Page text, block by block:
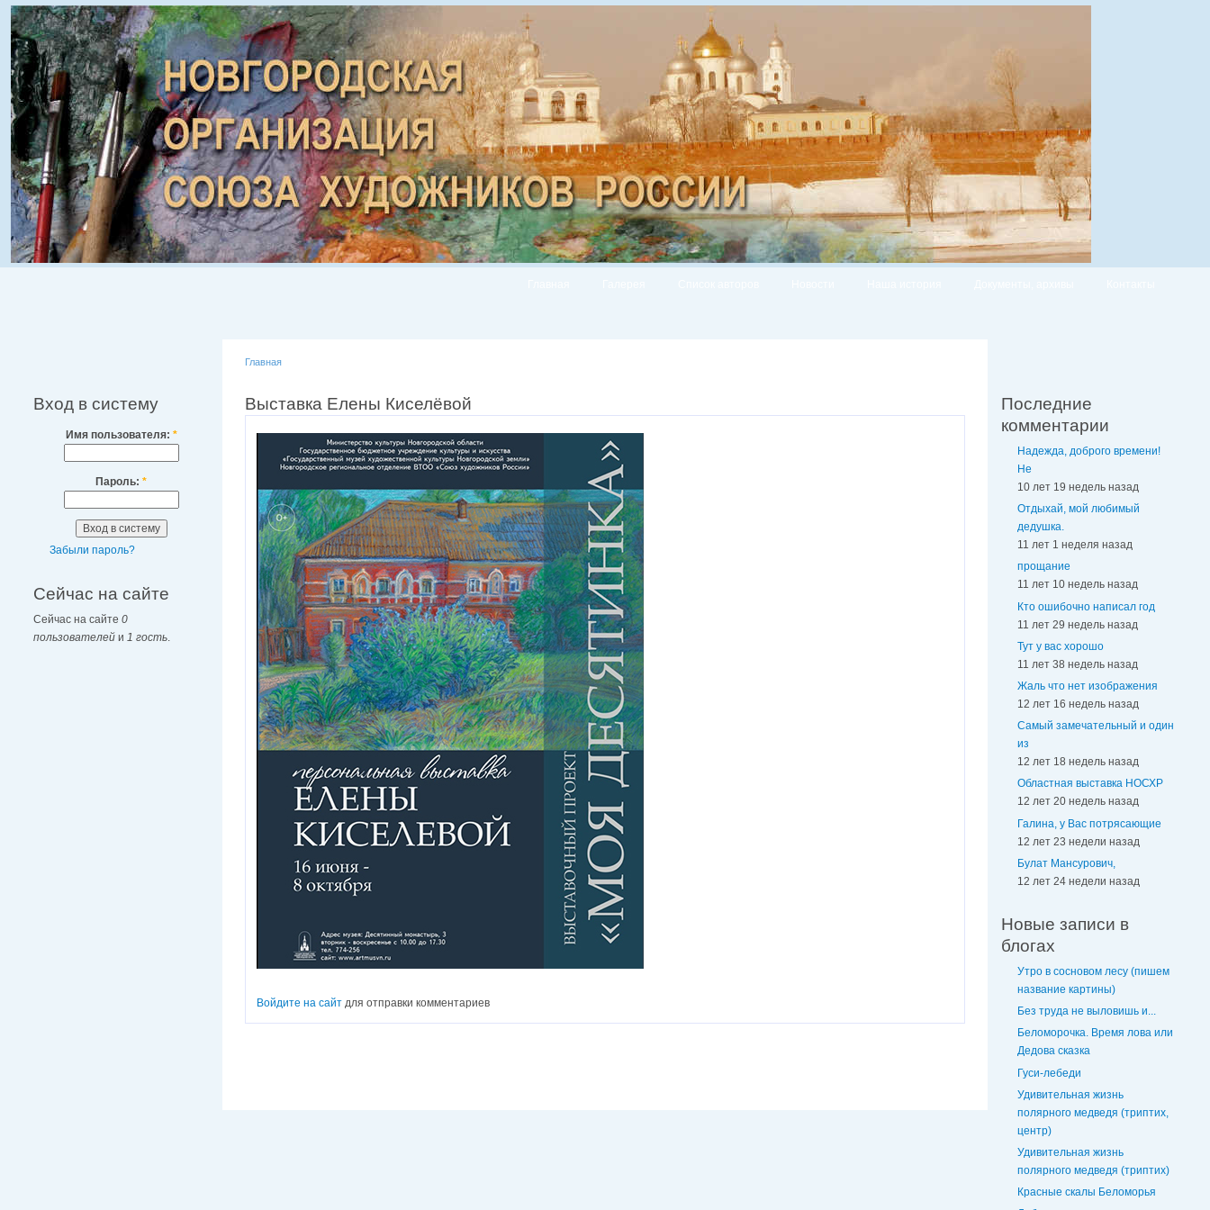
Вход в систему
Имя пользователя: *
Пароль: *
Забыли пароль?
Сейчас на сайте
Сейчас на сайте 0
пользователей и 1 гость
Главная
Выставка Елены Киселёвой
Войдите на сайт для отправки комментариев
Последние
комментарии
Надежда, доброго времени!
Не
10 лет 19 недель назад
Отдыхай, мой любимый
дедушка.
11 лет 1 неделя назад
прощание
11 лет 10 недель назад
Кто ошибочно написал год
11 лет 29 недель назад
Тут у вас хорошо
11 лет 38 недель назад
Жаль что нет изображения
12 лет 16 недель назад
Самый замечательный и один
из
12 лет 18 недель назад
Областная выставка НОСХР
12 лет 20 недель назад
Галина, у Вас потрясающие
12 лет 23 недели назад
Булат Мансурович,
12 лет 24 недели назад
Новые записи в
блогах
Утро в сосновом лесу (пишем
название картины)
Без труда не выловишь и...
Беломорочка. Время лова или
Дедова сказка
Гуси-лебеди
Удивительная жизнь
полярного медведя (триптих,
центр)
Удивительная жизнь
полярного медведя (триптих)
Красные скалы Беломорья